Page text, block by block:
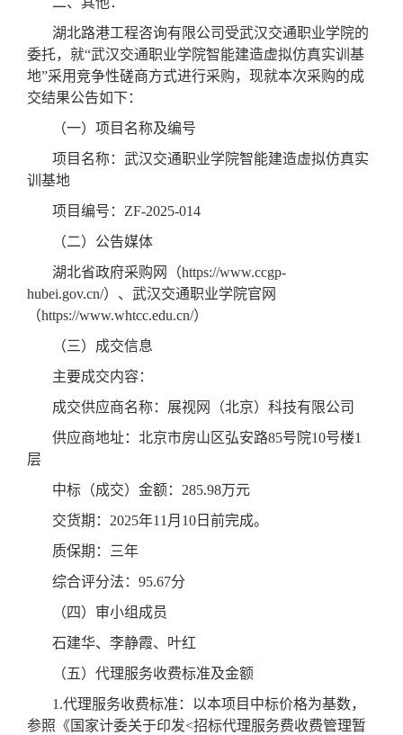
湖北路港工程咨询有限公司受武汉交通职业学院的
委托，就“武汉交通职业学院智能建造虚拟仿真实训基
地”采用竞争性磋商方式进行采购，现就本次采购的成
交结果公告如下：
（一）项目名称及编号
项目名称：武汉交通职业学院智能建造虚拟仿真实
训基地
项目编号：ZF-2025-014
（二）公告媒体
湖北省政府采购网（https://www.ccgp-
hubei.gov.cn/）、武汉交通职业学院官网
（https://www.whtcc.edu.cn/）
（三）成交信息
主要成交内容：
成交供应商名称：展视网（北京）科技有限公司
供应商地址：北京市房山区弘安路85号院10号楼1
层
中标（成交）金额：285.98万元
交货期：2025年11月10日前完成。
质保期：三年
综合评分法：95.67分
（四）审小组成员
石建华、李静霞、叶红
（五）代理服务收费标准及金额
1.代理服务收费标准：以本项目中标价格为基数，
参照《国家计委关于印发<招标代理服务费收费管理暂